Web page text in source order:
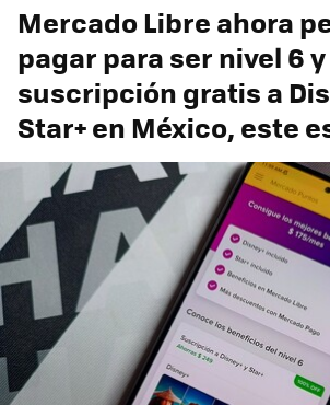
Mercado Libre ahora
pagar para ser nivel 6
suscripción gratis a
Star+ en México, este